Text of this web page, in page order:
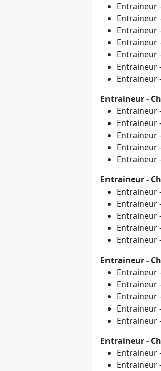
Entraineur
Entraineur
Entraineur
Entraineur
Entraineur
Entraineur
Entraineur
Entraineur -
Entraineur
Entraineur
Entraineur
Entraineur
Entraineur
Entraineur -
Entraineur
Entraineur
Entraineur
Entraineur
Entraineur
Entraineur -
Entraineur
Entraineur
Entraineur
Entraineur
Entraineur
Entraineur -
Entraineur
Entraineur